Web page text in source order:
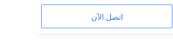
اتصل الآن